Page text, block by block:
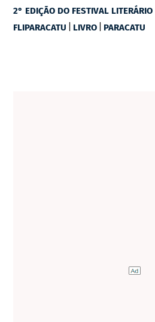
2° EDIÇÃO DO FESTIVAL
FLIPARACATU | LIVRO | PARACATU